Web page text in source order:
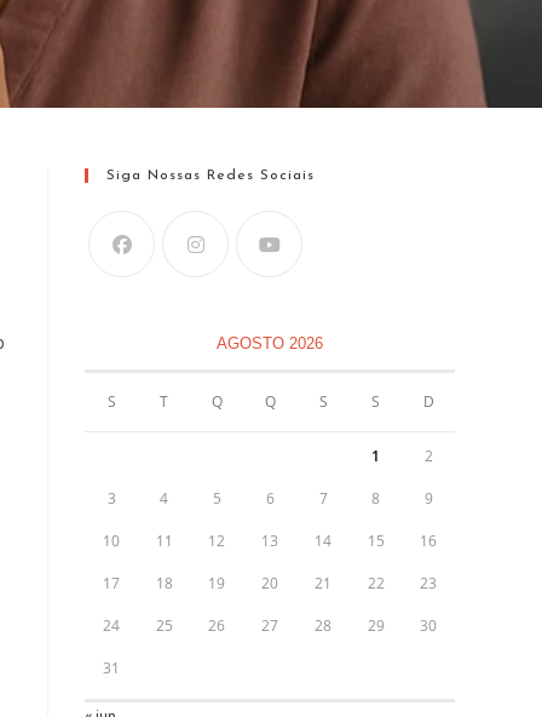
Siga Nossas Redes Sociais
AGOSTO 2026
S T Q Q S S D
1 2
3 4 5 6 7 8 9
10 11 12 13 14 15 16
17 18 19 20 21 22 23
24 25 26 27 28 29 30
31